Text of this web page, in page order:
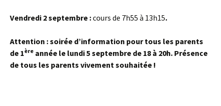
Vendredi 2 septembre :cours de 7h55 à 13h15.
Attention : soirée d’information pour tous les parents
de 1ère année le lundi 5 septembre de 18 à 20h. Présence
de tous les parents vivement souhaitée !